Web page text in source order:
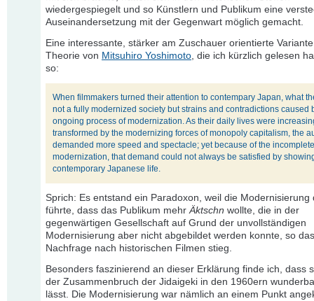
wiedergespiegelt und so Künstlern und Publikum eine
Auseinandersetzung mit der Gegenwart möglich gemacht.
Eine interessante, stärker am Zuschauer orientierte
Theorie von Mitsuhiro Yoshimoto, die ich kürzlich gelesen
so:
When filmmakers turned their attention to contempary Japan, what
not a fully modernized society but strains and contradictions caused
ongoing process of modernization. As their daily lives were
transformed by the modernizing forces of monopoly capitalism, the
demanded more speed and spectacle; yet because of the
modernization, that demand could not always be satisfied by
contemporary Japanese life.
Sprich: Es entstand ein Paradoxon, weil die Modernisierung
führte, dass das Publikum mehrÄktschn wollte, die in der
gegenwärtigen Gesellschaft auf Grund der unvollständigen
Modernisierung aber nicht abgebildet werden konnte, so
Nachfrage nach historischen Filmen stieg.
Besonders faszinierend an dieser Erklärung finde ich, dass
der Zusammenbruch der Jidaigeki in den 1960ern
lässt. Die Modernisierung war nämlich an einem Punkt